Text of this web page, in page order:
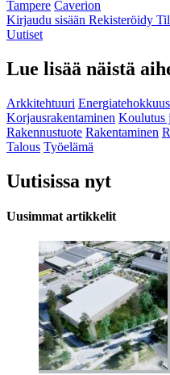
Tampere Caverion
Kirjaudu sisään Rekisteröidy
Uutiset
Lue lisää näistä
Arkkitehtuuri Energiatehokkuus
Korjausrakentaminen Koulutus
Rakennustuote Rakentaminen
Talous Työelämä
Uutisissa nyt
Uusimmat artikkelit